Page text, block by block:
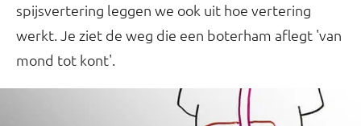
spijsvertering leggen we ook uit hoe vertering
werkt. Je ziet de weg die een boterham aflegt 'van
mond tot kont'.